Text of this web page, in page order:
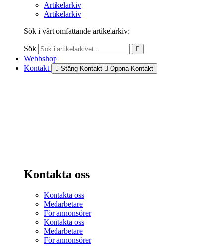
Artikelarkiv
Artikelarkiv
Sök i vårt omfattande artikelarkiv:
Sök
Webbshop
Kontakt
Stäng Kontakt Öppna Kontakt
Kontakta oss
Kontakta oss
Medarbetare
För annonsörer
Kontakta oss
Medarbetare
För annonsörer